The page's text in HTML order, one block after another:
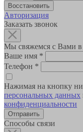
Авторизация
Заказать звонок
Мы свяжемся с Вами
Ваше имя *
Телефон *
Нажимая на кнопку
персональных данных
конфиденциальности
Способы связи